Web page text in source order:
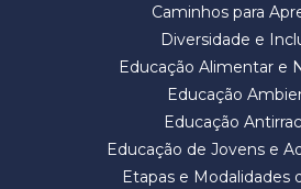
Caminhos para
Diversidade e
Educação Alimentar e
Educação
Educação
Educação de Jovens e
Etapas e Modalidades